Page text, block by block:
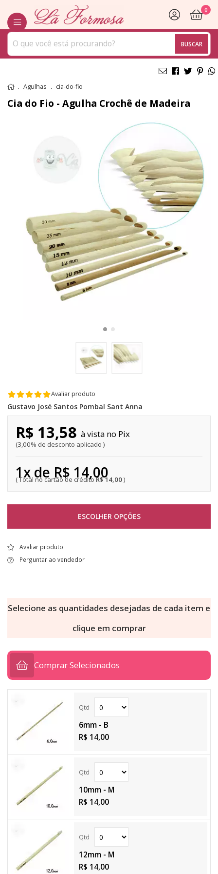
BUSCAR
0
Agulhas cia-do-fio
Cia do Fio - Agulha Crochê de Madeira
Avaliar produto
Gustavo José Santos Pombal Sant Anna
R$ 14,00
1x de R$ 14,00
R$ 13,58
3,00% de desconto aplicado
Pix
ESCOLHER OPÇÕES
Avaliar produto
Perguntar ao vendedor
Selecione as quantidades desejadas de cada item e
clique em comprar
Comprar Selecionados
6mm - B
R$ 14,00
10mm - M
R$ 14,00
12mm - M
R$ 14,00